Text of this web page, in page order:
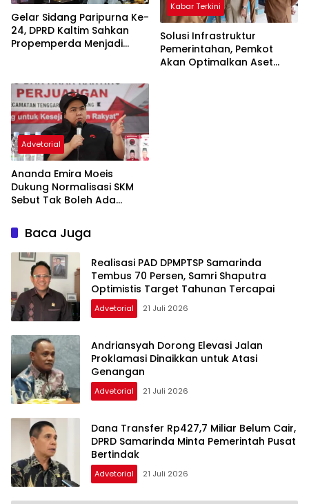
Gelar Sidang Paripurna Ke-
24, DPRD Kaltim Sahkan
Propemperda Menjadi
Kabar Terkini
Solusi Infrastruktur
Pemerintahan, Pemkot
Akan Optimalkan Aset
Advetorial
Ananda Emira Moeis
Dukung Normalisasi SKM
Sebut Tak Boleh Ada
SungaiBaca Juga
Realisasi PAD DPMPTSP Samarinda
Tembus 70 Persen, Samri Shaputra
Optimistis Target Tahunan Tercapai
Advetorial 21 Juli 2026
Andriansyah Dorong Elevasi Jalan
Proklamasi Dinaikkan untuk Atasi
Genangan
Advetorial 21 Juli 2026
Dana Transfer Rp427,7 Miliar Belum Cair,
DPRD Samarinda Minta Pemerintah Pusat
Bertindak
Advetorial 21 Juli 2026